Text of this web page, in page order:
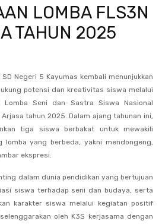
LOMBA FLS3N
TAHUN 2025
Negeri 5 Kayumas kembali menunjukkan
potensi dan kreativitas siswa melalui
Seni dan Sastra Siswa Nasional
tahun 2025. Dalam ajang tahunan ini,
tiga siswa berbakat untuk mewakili
lomba yang berbeda, yakni mendongeng,
ekspresi.
dalam dunia pendidikan yang bertujuan
siswa terhadap seni dan budaya, serta
karakter siswa melalui kegiatan positif
oleh K3S kerjasama dengan